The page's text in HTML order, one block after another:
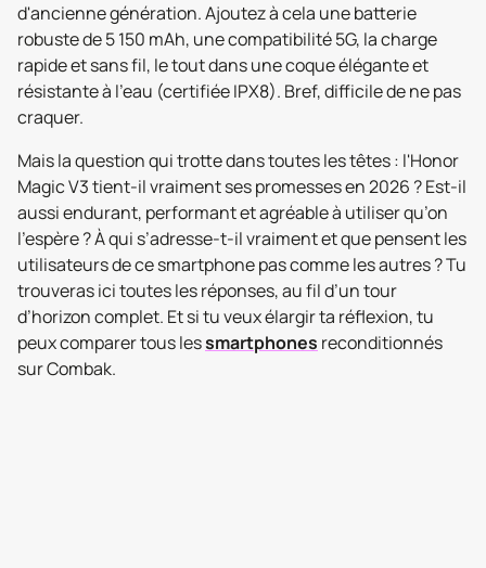
d'ancienne génération. Ajoutez à cela une batterie
robuste de 5 150 mAh, une compatibilité 5G, la charge
rapide et sans fil, le tout dans une coque élégante et
résistante à l’eau (certifiée IPX8). Bref, difficile de ne pas
craquer.
Mais la question qui trotte dans toutes les têtes : l'Honor
Magic V3 tient-il vraiment ses promesses en 2026 ? Est-il
aussi endurant, performant et agréable à utiliser qu’on
l’espère ? À qui s’adresse-t-il vraiment et que pensent les
utilisateurs de ce smartphone pas comme les autres ? Tu
trouveras ici toutes les réponses, au fil d’un tour
d’horizon complet. Et si tu veux élargir ta réflexion, tu
peux comparer tous lessmartphones reconditionnés
sur Combak.